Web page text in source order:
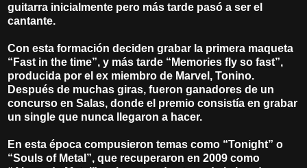
guitarra inicialmente pero más tarde pasó a ser el
cantante.
Con esta formación deciden grabar la primera maqueta
“Fast in the time”, y más tarde “Memories fly so fast”,
producida por el ex miembro de Marvel, Tonino.
Después de muchas giras, fueron ganadores de un
concurso en Salas, donde el premio consistía en grabar
un single que nunca llegaron a hacer.
En esta época compusieron temas como “Tonight” o
“Souls of Metal”, que recuperaron en 2009 como